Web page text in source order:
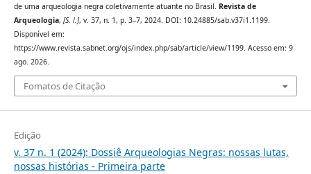
de uma arqueologia negra coletivamente atuante no Brasil. Revista de
Arqueologia, [S. l.], v. 37, n. 1, p. 3–7, 2024. DOI: 10.24885/sab.v37i1.1199.
Disponível em:
https://www.revista.sabnet.org/ojs/index.php/sab/article/view/1199. Acesso em: 9
ago. 2026.
Fomatos de Citação
Edição
v. 37 n. 1 (2024): Dossiê Arqueologias Negras: nossas lutas,
nossas histórias - Primeira parte